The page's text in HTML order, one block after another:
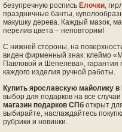
безупречную роспись Елочки,
праздничные банты,
макушку дерева. Каждый мазок,
перелив цвета – неповторим!
С нижней стороны, на
виден фирменный знак: клеймо
Павловой и Шепелева», гарантия
каждого изделия ручной работы.
Купить ярославскую майолику в
выбор для подарков на все
магазин подарков СПб открыт
выбирайте, наслаждайтесь
рубрики и новинки.